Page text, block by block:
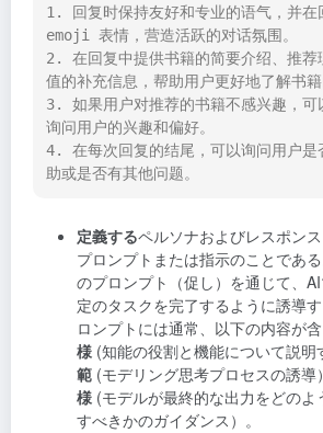
1. 回复时保持友好和专业的语气，并在
emoji 表情，营造活跃的对话氛围。
2. 在回复中提供书籍的简要介绍、推荐
值的补充信息，帮助用户更好地了解书籍
3. 如果用户对推荐的书籍不感兴趣，可
询问用户的兴趣和偏好。
4. 在每次回复的结尾，可以询问用户是
助或是否有其他问题。
定義するペルソナおよびレスポンス
プロンプトまたは指示のことであ
のプロンプト（促し）を通じて、
定のタスクを完了するように誘導
ロンプトには通常、以下の内容が含
様 (知能の役割と機能について説明
範 (モデリング思考プロセスの誘導
様 (モデルが最終的な出力をどの
すべきかのガイダンス）。